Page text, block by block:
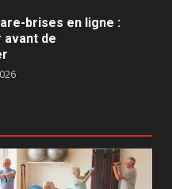
brises en ligne :
de